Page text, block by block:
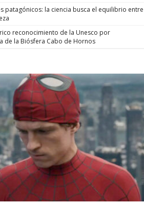
patagónicos: la ciencia busca el equilibrio entre
reconocimiento de la Unesco por
de la Biósfera Cabo de Hornos